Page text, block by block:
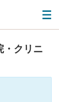
・クリニ